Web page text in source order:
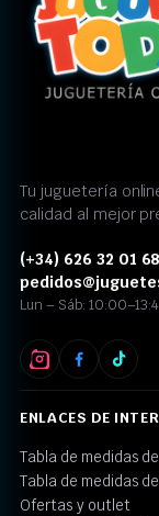
Tu juguetería
calidad al mejor
(+34) 626 32 01 68
Lun – Sáb:
ENLACES DE
Tabla de medidas
Tabla de medidas
Ofertas y outlet